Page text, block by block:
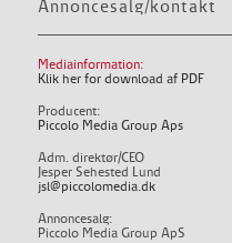
Annoncesalg/kontakt
Mediainformation:
Klik her for download af PDF
Producent:
Piccolo Media Group Aps
Adm. direktør/CEO
Jesper Sehested Lund
jsl@piccolomedia.dk
Annoncesalg:
Piccolo Media Group ApS